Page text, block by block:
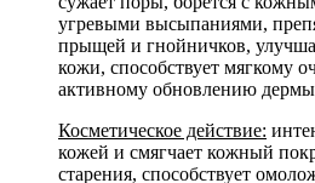
угревыми высыпаниями,
прыщей и гнойничков,
кожи, способствует мягкому
активному обновлению
Косметическое действие:
кожей и смягчает кожный
старения, способствует